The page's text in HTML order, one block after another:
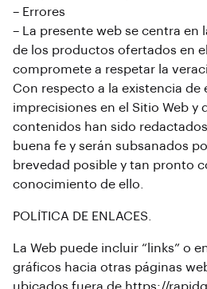
– Errores
– La presente web se centra en
de los productos ofertados en
compromete a respetar la
Con respecto a la existencia de
imprecisiones en el Sitio Web y
contenidos han sido
buena fe y serán subsanados
brevedad posible y tan pronto
conocimiento de ello.
POLÍTICA DE ENLACES.
La Web puede incluir “links” o
gráficos hacia otras páginas